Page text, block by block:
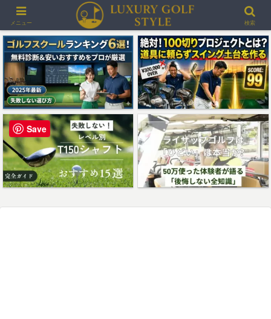
＞＞最大3000ポイントプレゼント！楽天GORAゴルフ場予約
メニュー 検索
Save